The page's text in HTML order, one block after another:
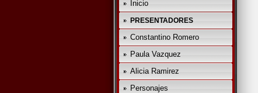
Inicio
PRESENTADORES
Constantino Romero
Paula Vazquez
Alicia Ramirez
Personajes